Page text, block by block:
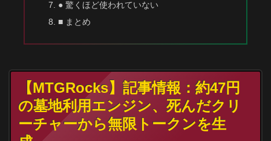
● 驚くほど使われていない
■ まとめ
【MTGRocks】記事情報：約47円
の墓地利用エンジン、死んだクリ
ーチャーから無限トークンを生